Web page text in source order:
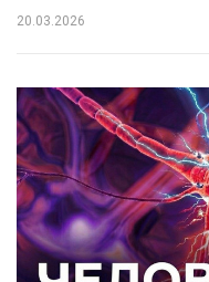
20.03.2026